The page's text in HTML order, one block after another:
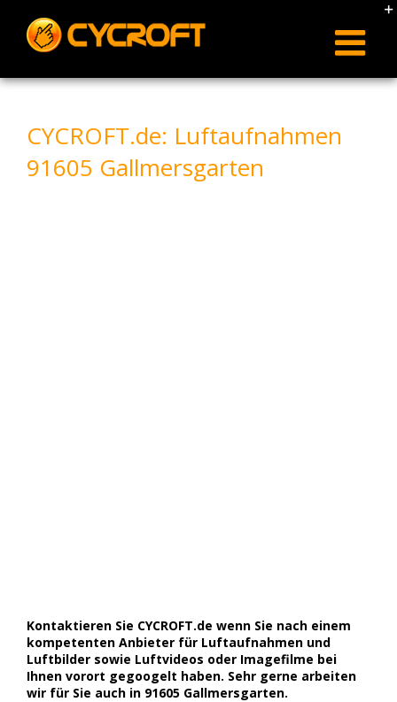
content
CYCROFT.de: Luftaufnahmen
91605 Gallmersgarten
Kontaktieren Sie CYCROFT.de wenn Sie nach einem
kompetenten Anbieter für Luftaufnahmen und
Luftbilder sowie Luftvideos oder Imagefilme bei
Ihnen vorort gegoogelt haben. Sehr gerne arbeiten
wir für Sie auch in 91605 Gallmersgarten.